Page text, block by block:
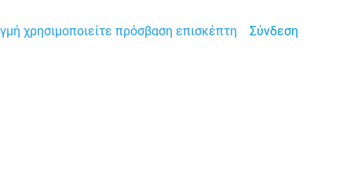
χρησιμοποιείτε πρόσβαση επισκέπτη Σύνδεση